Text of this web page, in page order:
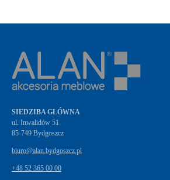
SIEDZIBA GŁÓWNA
ul. Inwalidów 51
biuro@alan.bydgoszcz.pl
+48 52 365 00 00